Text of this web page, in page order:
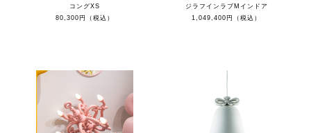
コングXS
80,300円（税込）
ジラフインラブMインドア
1,049,400円（税込）